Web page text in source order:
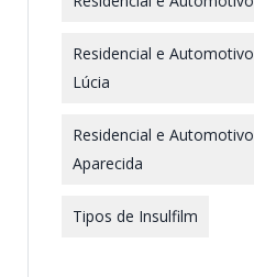
Residencial e
Lúcia
Residencial e
Aparecida
Tipos de Insulfilm